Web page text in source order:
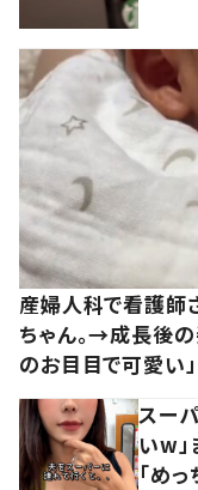
産婦人科で看護師
ちゃん。→成長後の
のお目目で可愛い」
スー
いw」
「め